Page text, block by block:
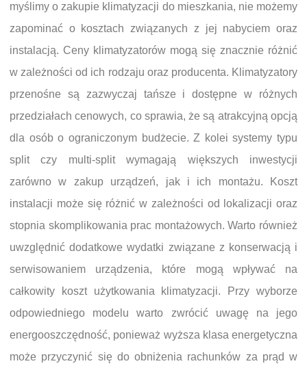
myślimy o zakupie klimatyzacji do mieszkania, nie możemy
zapominać o kosztach związanych z jej nabyciem oraz
instalacją. Ceny klimatyzatorów mogą się znacznie różnić
w zależności od ich rodzaju oraz producenta. Klimatyzatory
przenośne są zazwyczaj tańsze i dostępne w różnych
przedziałach cenowych, co sprawia, że są atrakcyjną opcją
dla osób o ograniczonym budżecie. Z kolei systemy typu
split czy multi-split wymagają większych inwestycji
zarówno w zakup urządzeń, jak i ich montażu. Koszt
instalacji może się różnić w zależności od lokalizacji oraz
stopnia skomplikowania prac montażowych. Warto również
uwzględnić dodatkowe wydatki związane z konserwacją i
serwisowaniem urządzenia, które mogą wpływać na
całkowity koszt użytkowania klimatyzacji. Przy wyborze
odpowiedniego modelu warto zwrócić uwagę na jego
energooszczędność, ponieważ wyższa klasa energetyczna
może przyczynić się do obniżenia rachunków za prąd w